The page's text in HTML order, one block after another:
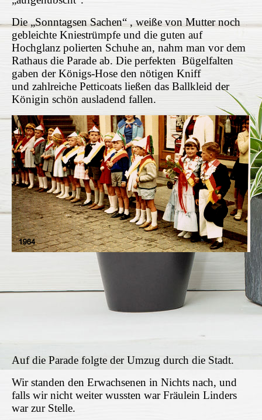
Die „Sonntagsen Sachen“ , weiße von Mutter noch
gebleichte Kniestrümpfe und die guten auf
Hochglanz polierten Schuhe an, nahm man vor dem
Rathaus die Parade ab. Die perfekten Bügelfalten
gaben der Königs-Hose den nötigen Kniff
und zahlreiche Petticoats ließen das Ballkleid der
Königin schön ausladend fallen.
Auf die Parade folgte der Umzug durch die Stadt.
Wir standen den Erwachsenen in Nichts nach, und
falls wir nicht weiter wussten war Fräulein Linders
war zur Stelle.